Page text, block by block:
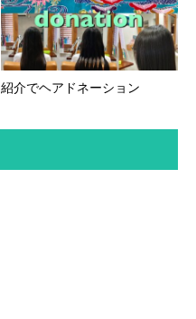
紹介でヘアドネーション